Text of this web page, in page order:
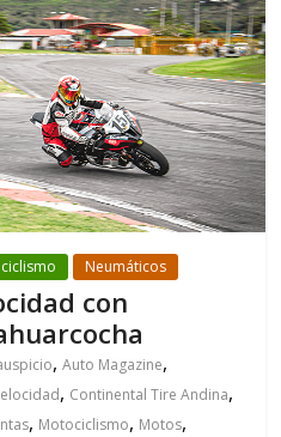
Neumáticos
con
,Auto Magazine,
, Continental Tire Andina,
, Motociclismo, Motos,